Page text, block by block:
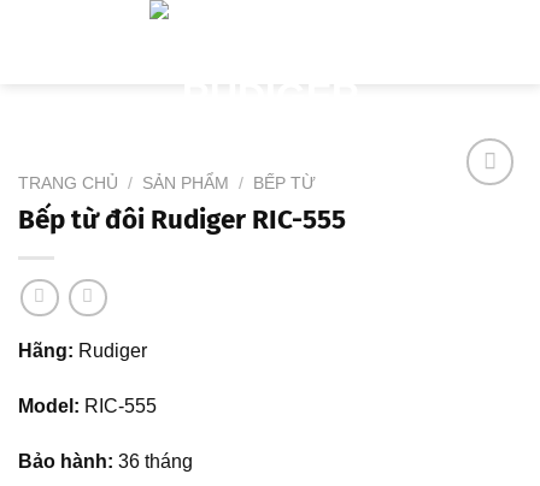
TRANG CHỦ / SẢN PHẨM / BẾP TỪ
Bếp từ đôi Rudiger RIC-555
Hãng: Rudiger
Model: RIC-555
Bảo hành: 36 tháng